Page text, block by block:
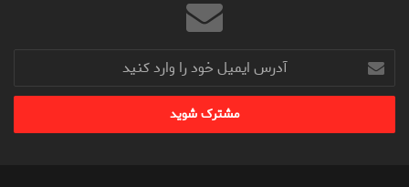
آدرس
ایمیل
خود
وارد